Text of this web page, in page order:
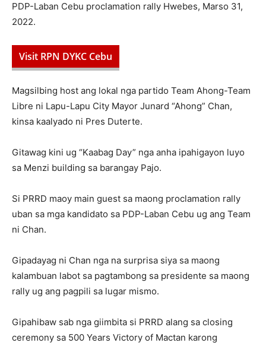
PDP-Laban Cebu proclamation rally Hwebes, Marso 31,
2022.
Visit RPN DYKC Cebu
Magsilbing host ang lokal nga partido Team Ahong-Team
Libre ni Lapu-Lapu City Mayor Junard “Ahong” Chan,
kinsa kaalyado ni Pres Duterte.
Gitawag kini ug “Kaabag Day” nga anha ipahigayon luyo
sa Menzi building sa barangay Pajo.
Si PRRD maoy main guest sa maong proclamation rally
uban sa mga kandidato sa PDP-Laban Cebu ug ang Team
ni Chan.
Gipadayag ni Chan nga na surprisa siya sa maong
kalambuan labot sa pagtambong sa presidente sa maong
rally ug ang pagpili sa lugar mismo.
Gipahibaw sab nga giimbita si PRRD alang sa closing
ceremony sa 500 Years Victory of Mactan karong